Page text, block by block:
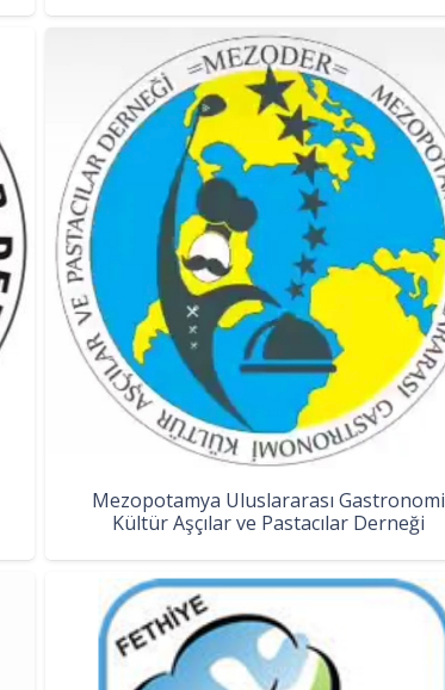
Mezopotamya Uluslararası Gastronomi
Kültür Aşçılar ve Pastacılar Derneği